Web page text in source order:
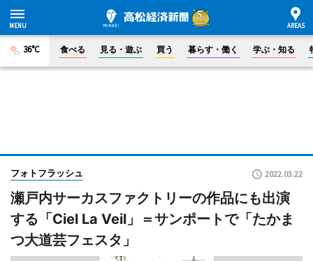
36°C 食べる 見る・遊ぶ 買う 暮らす・働く 学ぶ・知る
フォトフラッシュ 2022.03.22
瀬戸内サーカスファクトリーの作品にも出演
する「Ciel La Veil」＝サンポートで「たかま
つ大道芸フェスタ」